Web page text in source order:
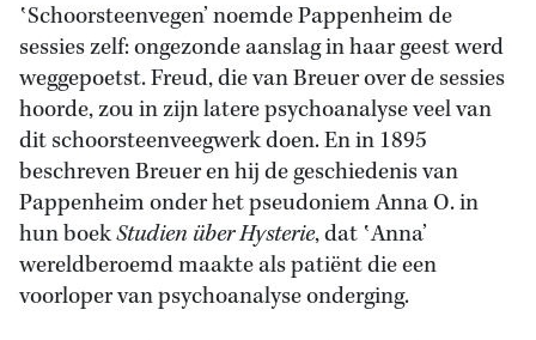
‛Schoorsteenvegen’ noemde Pappenheim de
sessies zelf: ongezonde aanslag in haar geest werd
weggepoetst. Freud, die van Breuer over de sessies
hoorde, zou in zijn latere psychoanalyse veel van
dit schoorsteenveegwerk doen. En in 1895
beschreven Breuer en hij de geschiedenis van
Pappenheim onder het pseudoniem Anna O. in
hun boekStudien über Hysterie, dat ‛Anna’
wereldberoemd maakte als patiënt die een
voorloper van psychoanalyse onderging.